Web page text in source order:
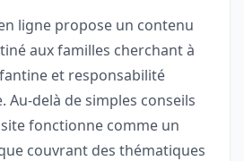
ligne propose un contenu
aux familles cherchant à
et responsabilité
Au-delà de simples conseils
fonctionne comme un
couvrant des thématiques